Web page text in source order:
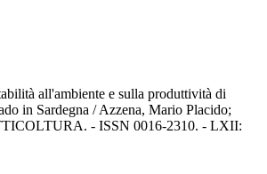
all'ambiente e sulla produttività di
in Sardegna / Azzena, Mario Placido;
- ISSN 0016-2310. - LXII: